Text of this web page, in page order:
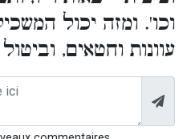
וכו'. ומזה יכול
עוונות וחטאים,